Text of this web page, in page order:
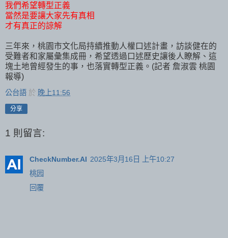
我們希望轉型正義
當然是要讓大家先有真相
才有真正的諒解
三年來，桃園市文化局持續推動人權口述計畫，訪談健在的
受難者和家屬彙集成冊，希望透過口述歷史讓後人瞭解、這
塊土地曾經發生的事，也落實轉型正義。(記者 詹淑雲 桃園
報導)
公台語 於 晚上11:56
分享
1 則留言:
CheckNumber.AI 2025年3月16日 上午10:27
桃园
回覆